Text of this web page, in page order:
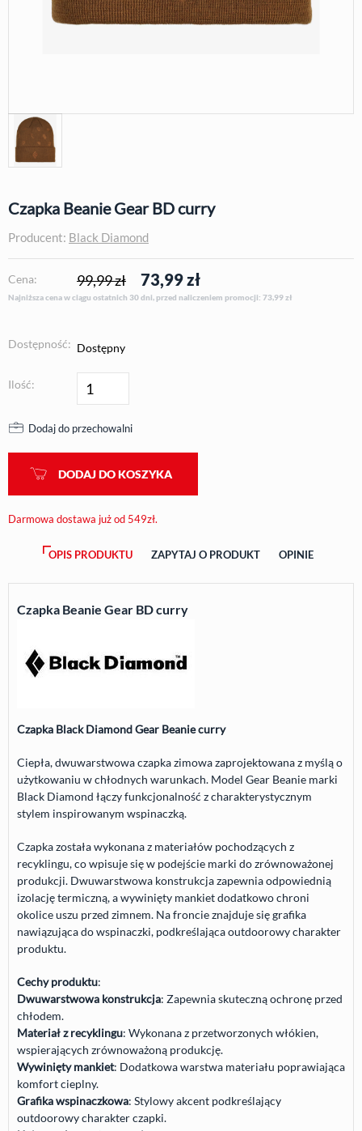
Czapka Beanie Gear BD curry
Producent: Black Diamond
Cena: 99,99 zł 73,99 zł
Najniższa cena w ciągu ostatnich 30 dni, przed naliczeniem promocji: 73,99zł
Dostępność: Dostępny
Ilość:
Dodaj do przechowalni
DODAJ DO KOSZYKA
Darmowa dostawa już od 549zł.
OPIS PRODUKTU ZAPYTAJ O PRODUKT OPINIE
Czapka Beanie Gear BD curry
Czapka Black Diamond Gear Beanie curry
Ciepła, dwuwarstwowa czapka zimowa zaprojektowana z myślą o
użytkowaniu w chłodnych warunkach. Model Gear Beanie marki
Black Diamond łączy funkcjonalność z charakterystycznym
stylem inspirowanym wspinaczką.
Czapka została wykonana z materiałów pochodzących z
recyklingu, co wpisuje się w podejście marki do zrównoważonej
produkcji. Dwuwarstwowa konstrukcja zapewnia odpowiednią
izolację termiczną, a wywinięty mankiet dodatkowo chroni
okolice uszu przed zimnem. Na froncie znajduje się grafika
nawiązująca do wspinaczki, podkreślająca outdoorowy charakter
produktu.
Cechy produktu:
Dwuwarstwowa konstrukcja: Zapewnia skuteczną ochronę przed
chłodem.
Materiał z recyklingu: Wykonana z przetworzonych włókien,
wspierających zrównoważoną produkcję.
Wywinięty mankiet: Dodatkowa warstwa materiału poprawiająca
komfort cieplny.
Grafika wspinaczkowa: Stylowy akcent podkreślający
outdoorowy charakter czapki.